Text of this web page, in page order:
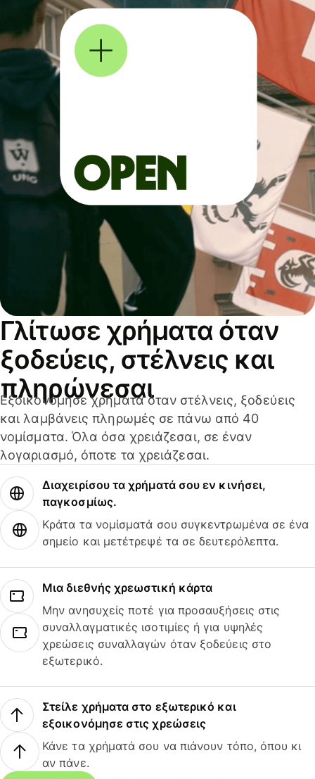
Γλίτωσε χρήματα όταν
ξοδεύεις, στέλνεις και
πληρώνεσαι
Εξοικονόμησε χρήματα όταν στέλνεις, ξοδεύεις
και λαμβάνεις πληρωμές σε πάνω από 40
νομίσματα. Όλα όσα χρειάζεσαι, σε έναν
λογαριασμό, όποτε τα χρειάζεσαι.
Διαχειρίσου τα χρήματά σου εν κινήσει,
παγκοσμίως.
Κράτα τα νομίσματά σου συγκεντρωμένα σε ένα
σημείο και μετέτρεψέ τα σε δευτερόλεπτα.
Μια διεθνής χρεωστική κάρτα
Μην ανησυχείς ποτέ για προσαυξήσεις στις
συναλλαγματικές ισοτιμίες ή για υψηλές
χρεώσεις συναλλαγών όταν ξοδεύεις στο
εξωτερικό.
Στείλε χρήματα στο εξωτερικό και
εξοικονόμησε στις χρεώσεις
Κάνε τα χρήματά σου να πιάνουν τόπο, όπου κι
αν πάνε.